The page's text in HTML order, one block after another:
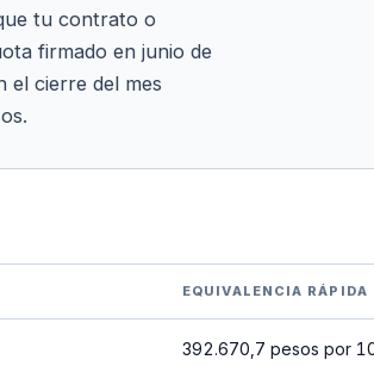
tu contrato o
firmado en junio de
el cierre del mes
EQUIVALENCIA RÁPIDA
392.670,7 pesos por